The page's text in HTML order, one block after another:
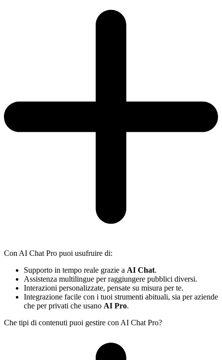
Con AI Chat Pro puoi usufruire di:
Supporto in tempo reale grazie a AI Chat.
Assistenza multilingue per raggiungere pubblici diversi.
Interazioni personalizzate, pensate su misura per te.
Integrazione facile con i tuoi strumenti abituali, sia per aziende
che per privati che usano AI Pro.
Che tipi di contenuti puoi gestire con AI Chat Pro?